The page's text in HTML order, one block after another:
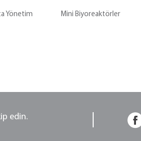
Yönetim
Mini Biyoreaktörler
edin.